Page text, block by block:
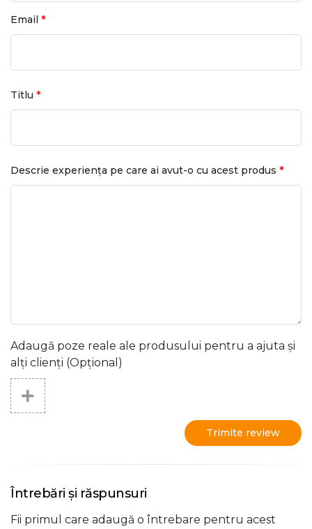
Email *
Titlu *
Descrie experiența pe care ai avut-o cu acest produs *
Adaugă poze reale ale produsului pentru a ajuta și
alți clienți (Opțional)
Trimite review
Întrebări și răspunsuri
Fii primul care adaugă o întrebare pentru acest